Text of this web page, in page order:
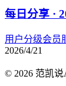
每日分享 ·
用户分级会员
2026/4/21
© 2026 范凯说